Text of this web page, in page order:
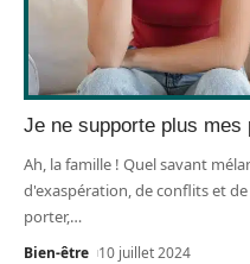
Je ne supporte plus mes
Ah, la famille ! Quel savant
d'exaspération, de conflits et
porter,…
Bien-être 10 juillet 2024